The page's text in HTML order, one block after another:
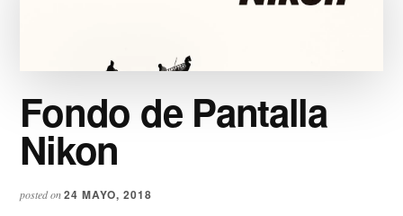
Fondo de Pantalla
Nikon
posted on24 MAYO, 2018